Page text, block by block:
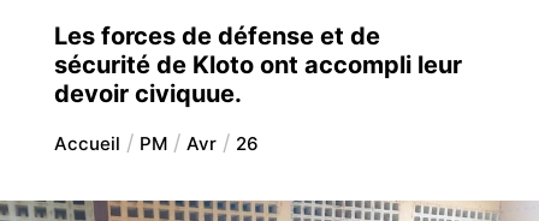
Les forces de défense et de
sécurité de Kloto ont accompli leur
devoir civiquue.
Accueil PM Avr 26